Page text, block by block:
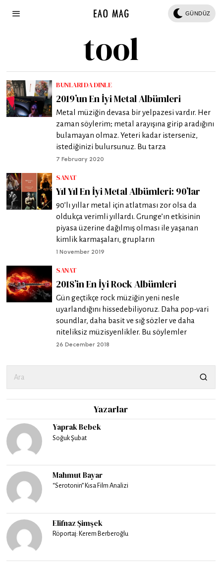
GÜNDÜZ
tool
BUNLARI DA DINLE
2019’un En İyi Metal Albümleri
Metal müziğin devasa bir yelpazesi vardır. Her
zaman söylerim; metal arayışına girip aradığını
bulamayan olmaz. Yeteri kadar isterseniz,
istediğinizi bulursunuz. Bu tarza
7 February 2020
SANAT
Yıl Yıl En İyi Metal Albümleri: 90’lar
90’lı yıllar metal için atlatması zor olsa da
oldukça verimli yıllardı. Grunge’ın etkisinin
piyasa üzerine dağılmış olması ile yaşanan
kimlik karmaşaları, grupların
1 November 2019
SANAT
2018’in En İyi Rock Albümleri
Gün geçtikçe rock müziğin yeni nesle
uyarlandığını hissedebiliyoruz. Daha pop-vari
soundlar, daha basit ve sığ sözler ve daha
niteliksiz müzisyenlikler. Bu söylemler
26 December 2018
Yazarlar
Yaprak Bebek
Soğuk Şubat
Mahmut Bayar
“Serotonin” Kısa Film Analizi
Elifnaz Şimşek
Röportaj: Kerem Berberoğlu